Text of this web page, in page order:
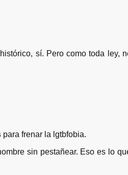
sí. Pero como toda ley,
para frenar la lgtbfobia.
sin pestañear. Eso es lo